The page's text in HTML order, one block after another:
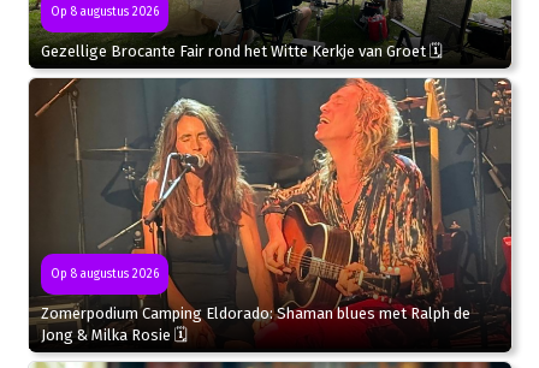
Op 8 augustus 2026
Gezellige Brocante Fair rond het Witte Kerkje van Groet 🗓
Op 8 augustus 2026
Zomerpodium Camping Eldorado: Shaman blues met Ralph de
Jong & Milka Rosie 🗓